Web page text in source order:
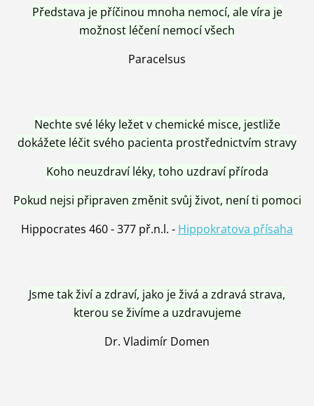
Představa je příčinou mnoha nemocí, ale víra je
možnost léčení nemocí všech
Paracelsus
Nechte své léky ležet v chemické misce, jestliže
dokážete léčit svého pacienta prostřednictvím stravy
Koho neuzdraví léky, toho uzdraví příroda
Pokud nejsi připraven změnit svůj život, není ti pomoci
Hippocrates 460 - 377 př.n.l. - Hippokratova přísaha
Jsme tak živí a zdraví, jako je živá a zdravá strava,
kterou se živíme a uzdravujeme
Dr. Vladimír Domen